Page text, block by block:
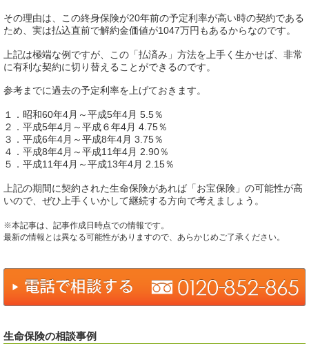
その理由は、この終身保険が20年前の予定利率が高い時の契約である
ため、実は払込直前で解約金価値が1047万円もあるからなのです。
上記は極端な例ですが、この「払済み」方法を上手く生かせば、非常
に有利な契約に切り替えることができるのです。
参考までに過去の予定利率を上げておきます。
１．昭和60年4月～平成5年4月 5.5％
２．平成5年4月～平成６年4月 4.75％
３．平成6年4月～平成8年4月 3.75％
４．平成8年4月～平成11年4月 2.90％
５．平成11年4月～平成13年4月 2.15％
上記の期間に契約された生命保険があれば「お宝保険」の可能性が高
いので、ぜひ上手くいかして継続する方向で考えましょう。
※本記事は、記事作成日時点での情報です。
最新の情報とは異なる可能性がありますので、あらかじめご了承ください。
生命保険の相談事例